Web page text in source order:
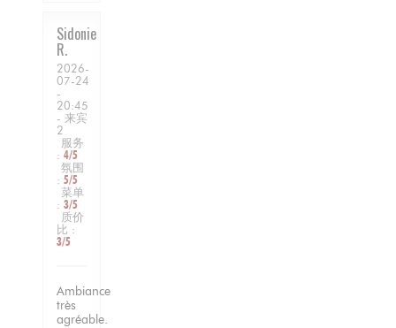
Sidonie
R
2026-
07-24
-
20:45
- 来宾
2
服务
: 4/5
氛围
: 5/5
菜单
: 3/5
质价
比 :
3/5
Ambiance
très
agréable.